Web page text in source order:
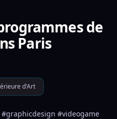
de
Paris
d'Art
#videogame